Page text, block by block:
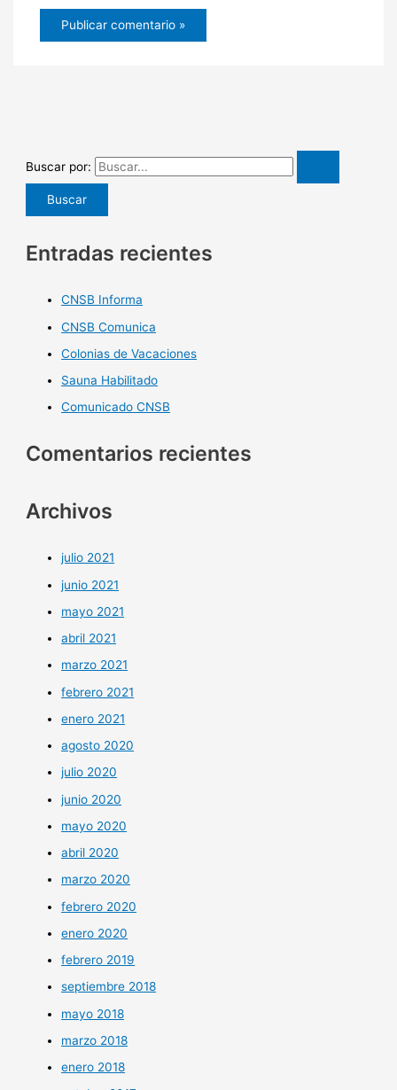
Buscar por:
Entradas recientes
CNSB Informa
CNSB Comunica
Colonias de Vacaciones
Sauna Habilitado
Comunicado CNSB
Comentarios recientes
Archivos
julio 2021
junio 2021
mayo 2021
abril 2021
marzo 2021
febrero 2021
enero 2021
agosto 2020
julio 2020
junio 2020
mayo 2020
abril 2020
marzo 2020
febrero 2020
enero 2020
febrero 2019
septiembre 2018
mayo 2018
marzo 2018
enero 2018